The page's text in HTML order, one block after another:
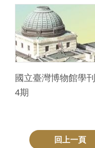
作
聲
明
回
首
國立臺灣博物館學
4期
回上一頁